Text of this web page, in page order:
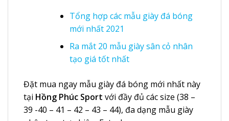
Tổng hợp các mẫu giày đá bóng
mới nhất 2021
Ra mắt 20 mẫu giày sân cỏ nhân
tạo giá tốt nhất
Đặt mua ngay mẫu giày đá bóng mới nhất này
tại Hồng Phúc Sport với đầy đủ các size (38 –
39 -40 – 41 – 42 – 43 – 44), đa dạng mẫu giày